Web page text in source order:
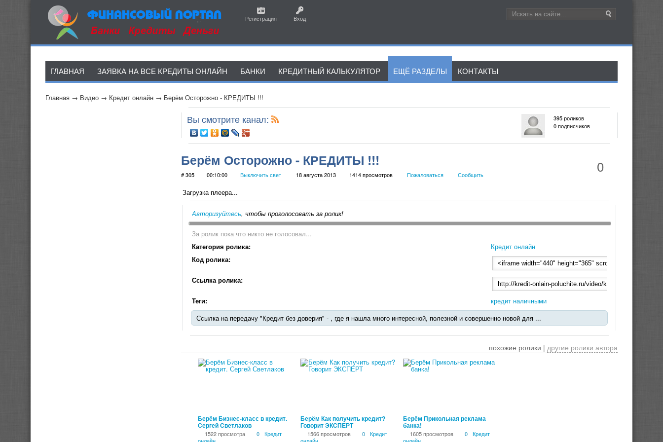
Регистрация Вход
ГЛАВНАЯ ЗАЯВКА НА ВСЕ КРЕДИТЫ ОНЛАЙН БАНКИ КРЕДИТНЫЙ КАЛЬКУЛЯТОР ЕЩЁ РАЗДЕЛЫ КОНТАКТЫ
Главная → Видео → Кредит онлайн → Берём Осторожно - КРЕДИТЫ !!!
Вы смотрите канал:
395 роликов
0 подписчиков
0
Берём Осторожно - КРЕДИТЫ !!!
# 305 00:10:00 Выключить свет 18 августа 2013 1414 просмотров Пожаловаться Сообщить
Загрузка плеера...
Авторизуйтесь, чтобы проголосовать за ролик!
За ролик пока что никто не голосовал...
Категория ролика:
Кредит онлайн
Код ролика:
Ссылка ролика:
Теги:
кредит наличными
Ссылка на передачу "Кредит без доверия" - , где я нашла много интересной, полезной и совершенно новой для ...
похожие ролики | другие ролики автора
Берём Бизнес-класс в кредит.
Сергей Светлаков
1522 просмотра 0
Кредит
Берём Как получить кредит?
Говорит ЭКСПЕРТ
1566 просмотров 0
Кредит
Берём Прикольная реклама
банка!
1605 просмотров 0
Кредит